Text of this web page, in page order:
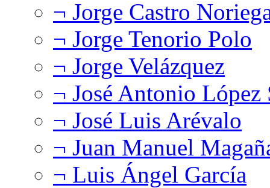
¬ Jorge Castro
¬ Jorge Tenorio Polo
¬ Jorge Velázquez
¬ José Antonio López
¬ José Luis Arévalo
¬ Juan Manuel
¬ Luis Ángel García